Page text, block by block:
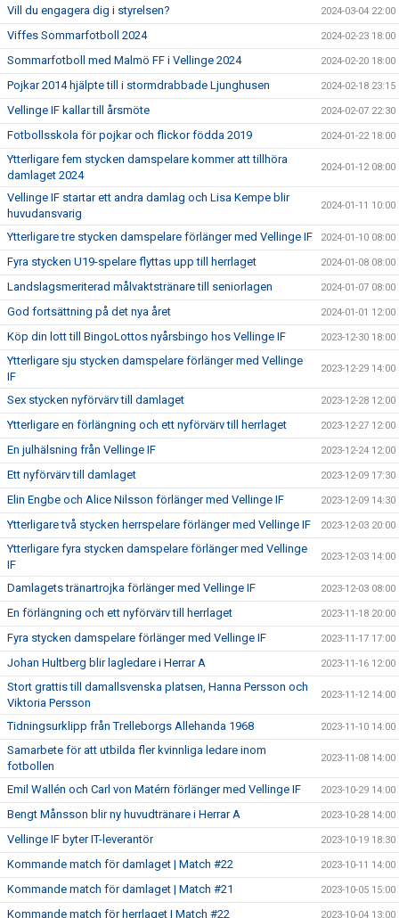
Vill du engagera dig i styrelsen? 2024-03-04 22:00
Viffes Sommarfotboll 2024 2024-02-23 18:00
Sommarfotboll med Malmö FF i Vellinge 2024 2024-02-20 18:00
Pojkar 2014 hjälpte till i stormdrabbade Ljunghusen 2024-02-18 23:15
Vellinge IF kallar till årsmöte 2024-02-07 22:30
Fotbollsskola för pojkar och flickor födda 2019 2024-01-22 18:00
Ytterligare fem stycken damspelare kommer att tillhöra
damlaget 2024
2024-01-12 08:00
Vellinge IF startar ett andra damlag och Lisa Kempe blir
huvudansvarig
2024-01-11 10:00
Ytterligare tre stycken damspelare förlänger med Vellinge IF 2024-01-10 08:00
Fyra stycken U19-spelare flyttas upp till herrlaget 2024-01-08 08:00
Landslagsmeriterad målvaktstränare till seniorlagen 2024-01-07 08:00
God fortsättning på det nya året 2024-01-01 12:00
Köp din lott till BingoLottos nyårsbingo hos Vellinge IF 2023-12-30 18:00
Ytterligare sju stycken damspelare förlänger med Vellinge
IF
2023-12-29 14:00
Sex stycken nyförvärv till damlaget 2023-12-28 12:00
Ytterligare en förlängning och ett nyförvärv till herrlaget 2023-12-27 12:00
En julhälsning från Vellinge IF 2023-12-24 12:00
Ett nyförvärv till damlaget 2023-12-09 17:30
Elin Engbe och Alice Nilsson förlänger med Vellinge IF 2023-12-09 14:30
Ytterligare två stycken herrspelare förlänger med Vellinge IF 2023-12-03 20:00
Ytterligare fyra stycken damspelare förlänger med Vellinge
IF
2023-12-03 14:00
Damlagets tränartrojka förlänger med Vellinge IF 2023-12-03 08:00
En förlängning och ett nyförvärv till herrlaget 2023-11-18 20:00
Fyra stycken damspelare förlänger med Vellinge IF 2023-11-17 17:00
Johan Hultberg blir lagledare i Herrar A 2023-11-16 12:00
Stort grattis till damallsvenska platsen, Hanna Persson och
Viktoria Persson
2023-11-12 14:00
Tidningsurklipp från Trelleborgs Allehanda 1968 2023-11-10 14:00
Samarbete för att utbilda fler kvinnliga ledare inom
fotbollen
2023-11-08 14:00
Emil Wallén och Carl von Matérn förlänger med Vellinge IF 2023-10-29 14:00
Bengt Månsson blir ny huvudtränare i Herrar A 2023-10-28 14:00
Vellinge IF byter IT-leverantör 2023-10-19 18:30
Kommande match för damlaget | Match #22 2023-10-11 14:00
Kommande match för damlaget | Match #21 2023-10-05 15:00
Kommande match för herrlaget | Match #22 2023-10-04 13:00